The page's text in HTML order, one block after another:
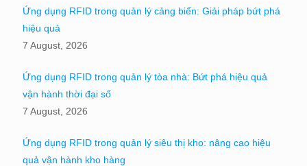
Ứng dụng RFID trong quản lý cảng biển: Giải pháp bứt phá
hiệu quả
7 August, 2026
Ứng dụng RFID trong quản lý tòa nhà: Bứt phá hiệu quả
vận hành thời đại số
7 August, 2026
Ứng dụng RFID trong quản lý siêu thị kho: nâng cao hiệu
quả vận hành kho hàng